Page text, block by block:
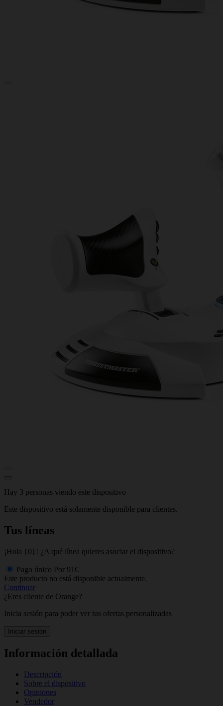
Hay 3 personas viendo este dispositivo
Este dispositivo está solamente disponible para clientes.
Tus líneas
¡Hola {0}! ¿A qué línea quieres asociar el dispositivo?
Pago único Por 91€
Este producto no está disponible actualmente.
Continuar
¿Eres cliente de Orange?
Inicia sesión para poder ver tus ofertas personalizadas
Iniciar sesión
Información detallada
Descripción
Sobre el dispositivo
Opiniones
Vendedor